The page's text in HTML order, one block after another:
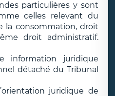
particulières y sont
celles relevant du
la consommation, droit
droit administratif.
information juridique
détaché du Tribunal
juridique de